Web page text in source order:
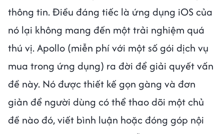
thông tin. Điều đáng tiếc là ứng dụng iOS của
nó lại không mang đến một trải nghiệm quá
thú vị. Apollo (miễn phí với một số gói dịch vụ
mua trong ứng dụng) ra đời để giải quyết vấn
đề này. Nó được thiết kế gọn gàng và đơn
giản để người dùng có thể thao dõi một chủ
đề nào đó, viết bình luận hoặc đóng góp nội